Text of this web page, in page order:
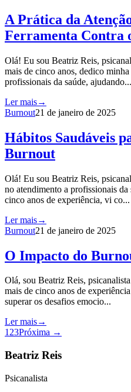
A Prática da
Ferramenta Contra
Olá! Eu sou Beatriz Reis,
mais de cinco anos, dedico
profissionais da saúde, ajudando...
Ler mais→
Burnout21 de janeiro de 2025
Hábitos Saudáveis
Burnout
Olá! Eu sou Beatriz Reis,
no atendimento a profissionais
cinco anos de experiência, vi co...
Ler mais→
Burnout21 de janeiro de 2025
O Impacto do
Olá, sou Beatriz Reis,
mais de cinco anos de
superar os desafios emocio...
Ler mais→
123Próxima →
Beatriz Reis
Psicanalista